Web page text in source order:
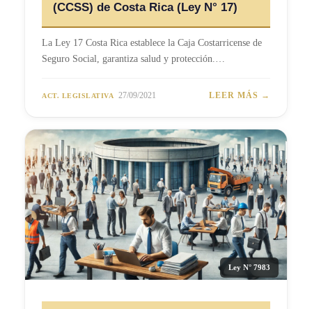
(CCSS) de Costa Rica (Ley N° 17)
La Ley 17 Costa Rica establece la Caja Costarricense de
Seguro Social, garantiza salud y protección.…
ACT. LEGISLATIVA 27/09/2021 LEER MÁS →
Ley N° 7983